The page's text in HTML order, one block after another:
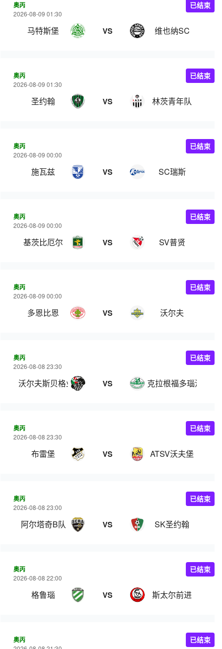
奥丙
2026-08-09 01:30
马特斯堡 VS 维也纳SC
已结束
奥丙
2026-08-09 01:30
圣约翰 VS 林茨青年队
已结束
奥丙
2026-08-09 00:00
施瓦兹 VS SC瑞斯
已结束
奥丙
2026-08-09 00:00
基茨比厄尔 VS SV普贤
已结束
奥丙
2026-08-09 00:00
多恩比恩 VS 沃尔夫
已结束
奥丙
2026-08-08 23:30
沃尔夫斯贝格业余队 VS 克拉根福多瑙河
已结束
奥丙
2026-08-08 23:30
布雷堡 VS ATSV沃夫堡
已结束
奥丙
2026-08-08 23:00
阿尔塔奇B队 VS SK圣约翰
已结束
奥丙
2026-08-08 22:00
格鲁瑙 VS 斯太尔前进
已结束
奥丙 已结束